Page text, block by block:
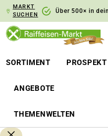
Zur
MARKT
SUCHEN
Über 500× in
SORTIMENT PROSPEKT
ANGEBOTE
THEMENWELTEN